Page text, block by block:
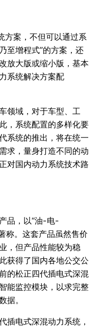
方案，不但可以通过系
至增程式”的方案，还
放大版或缩小版，基本
系统解决方案配
领域，对于车型、工
，系统配置的多样化要
系统的推出，将在统一
求，量身打造不同的动
对国内动力系统技术路
品，以“油-电-
称。这套产品虽然售价
，但产品性能较为稳
获得了国内各地公交公
的松正四代插电式深混
能监控模块，以求完整
据。
插电式深混动力系统，